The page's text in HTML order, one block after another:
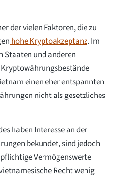
der vielen Faktoren, die zu
hohe Kryptoakzeptanz. Im
Staaten und anderen
einen eher entspannten
nicht als gesetzliches
haben Interesse an der
bekundet, sind jedoch
Vermögenswerte
Recht wenig